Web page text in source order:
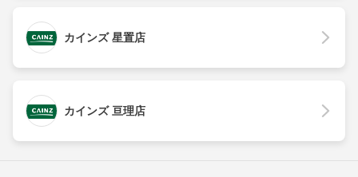
カインズ 星置店
カインズ 亘理店